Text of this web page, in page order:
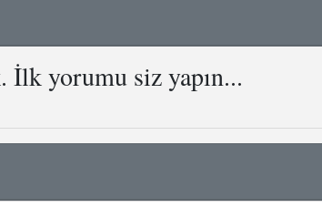
İlk yorumu siz yapın...